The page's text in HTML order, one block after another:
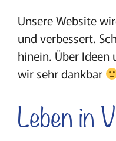
Unsere Website
und verbessert.
hinein. Über Ideen
wir sehr dankbar
Leben in